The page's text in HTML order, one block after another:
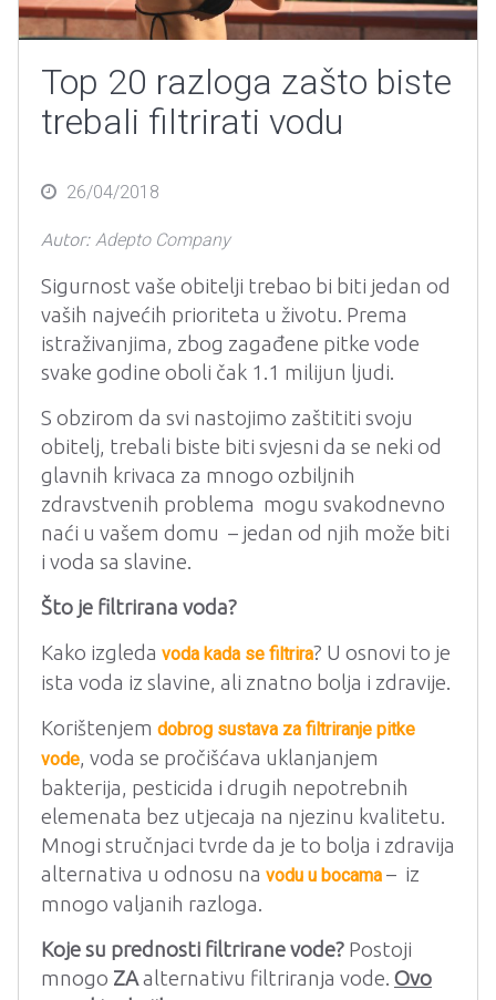
Top 20 razloga zašto biste
trebali filtrirati vodu
Posted26/04/2018
Autor: Adepto Company
Sigurnost vaše obitelji trebao bi biti jedan od
vaših najvećih prioriteta u životu. Prema
istraživanjima, zbog zagađene pitke vode
svake godine oboli čak 1.1 milijun ljudi.
S obzirom da svi nastojimo zaštititi svoju
obitelj, trebali biste biti svjesni da se neki od
glavnih krivaca za mnogo ozbiljnih
zdravstvenih problema mogu svakodnevno
naći u vašem domu – jedan od njih može biti
i voda sa slavine.
Što je filtrirana voda?
Kako izgleda voda kada se filtrira? U osnovi to je
ista voda iz slavine, ali znatno bolja i zdravije.
Korištenjem dobrog sustava za filtriranje pitke
vode, voda se pročišćava uklanjanjem
bakterija, pesticida i drugih nepotrebnih
elemenata bez utjecaja na njezinu kvalitetu.
Mnogi stručnjaci tvrde da je to bolja i zdravija
alternativa u odnosu na vodu u bocama – iz
mnogo valjanih razloga.
Koje su prednosti filtrirane vode? Postoji
mnogo ZAalternativu filtriranja vode. Ovo